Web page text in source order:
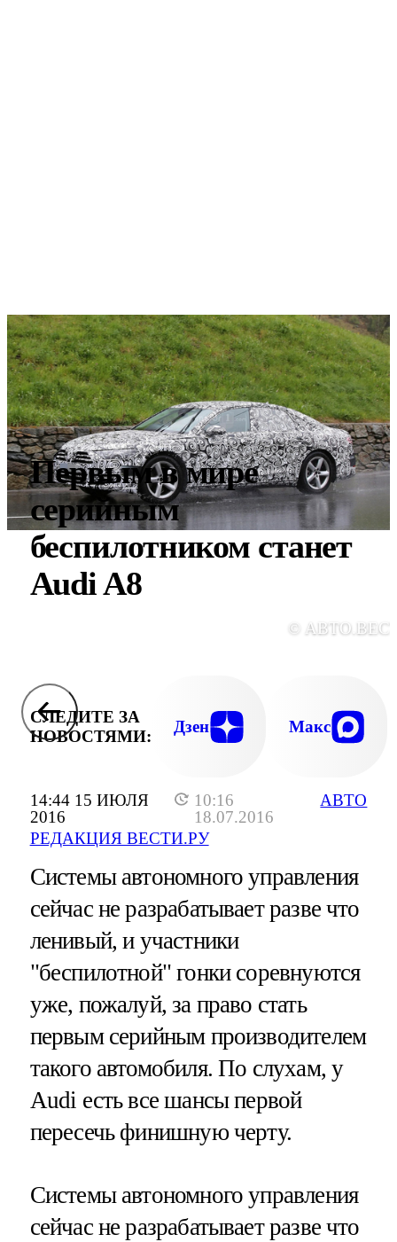
14:44 15 ИЮЛЯ
2016
10:16
18.07.2016
РЕДАКЦИЯ ВЕСТИ.РУ
АВТО
Первым в мире
серийным
беспилотником станет
Audi A8
©
СЛЕДИТЕ ЗА
НОВОСТЯМИ:
Дзен Макс
Системы автономного управления
сейчас не разрабатывает разве что
ленивый, и участники
"беспилотной" гонки соревнуются
уже, пожалуй, за право стать
первым серийным производителем
такого автомобиля. По слухам, у
Audi есть все шансы первой
пересечь финишную черту.
Системы автономного управления
сейчас не разрабатывает разве что